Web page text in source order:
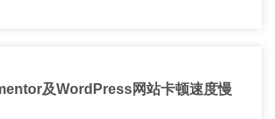
及WordPress网站卡顿速度慢